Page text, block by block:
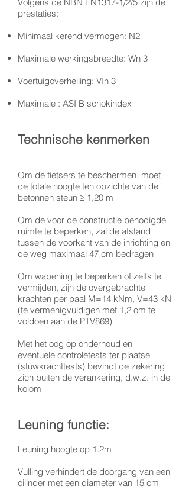
prestaties:
Minimaal kerend vermogen: N2
Maximale werkingsbreedte: Wn 3
Voertuigoverhelling: VIn 3
Maximale : ASI B schokindex
Technische kenmerken
Om de fietsers te beschermen, moet
de totale hoogte ten opzichte van de
betonnen steun ≥ 1,20 m
Om de voor de constructie benodigde
ruimte te beperken, zal de afstand
tussen de voorkant van de inrichting en
de weg maximaal 47 cm bedragen
Om wapening te beperken of zelfs te
vermijden, zijn de overgebrachte
krachten per paal M=14 kNm, V=43 kN
(te vermenigvuldigen met 1,2 om te
voldoen aan de PTV869)
Met het oog op onderhoud en
eventuele controletests ter plaatse
(stuwkrachttests) bevindt de zekering
zich buiten de verankering, d.w.z. in de
kolom
Leuning functie:
Leuning hoogte op 1.2m
Vulling verhindert de doorgang van een
cilinder met een diameter van 15 cm